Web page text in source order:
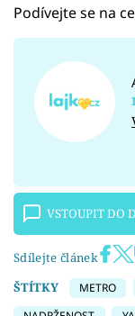
Podívejte se na
VSTOUPIT DO
Sdílejte článek
ŠTÍTKY
METRO